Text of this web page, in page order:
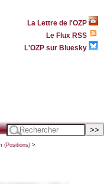
La Lettre de l'OZP
Le Flux RSS
L'OZP sur Bluesky
(Positions)>